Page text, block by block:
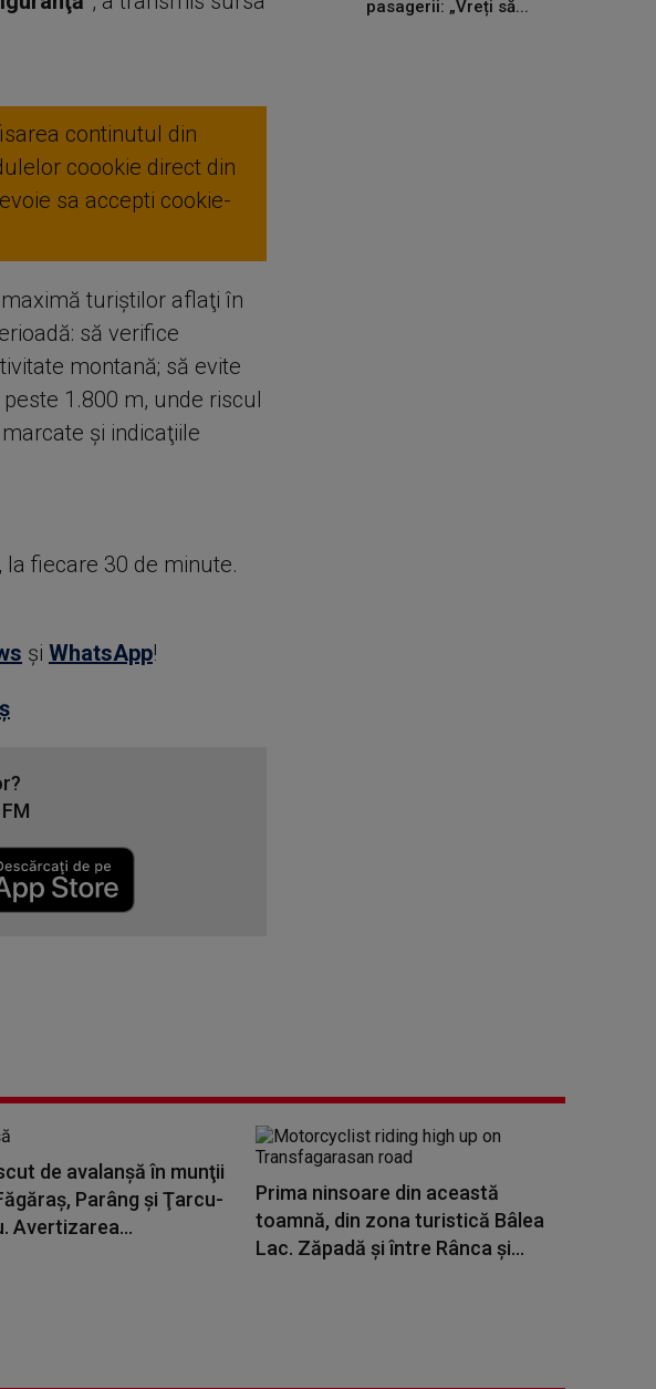
continutul din
coookie direct din
sa accepti cookie-
turiştilor aflaţi în
să verifice
montană; să evite
1.800 m, unde riscul
şi indicaţiile
fiecare 30 de minute.
şi WhatsApp!
pasagerii: „Vreți să...
de avalanşă în munţii
Parâng şi Ţarcu-
Avertizarea...
Prima ninsoare din această
toamnă, din zona turistică Bâlea
Lac. Zăpadă și între Rânca şi...